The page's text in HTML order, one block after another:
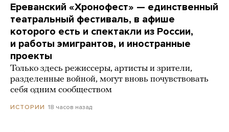
Ереванский «Хронофест» — единственный
театральный фестиваль, в афише
которого есть и спектакли из России,
и работы эмигрантов, и иностранные
проекты
Только здесь режиссеры, артисты и зрители,
разделенные войной, могут вновь почувствовать
себя одним сообществом
ИСТОРИИ 18 часов назад